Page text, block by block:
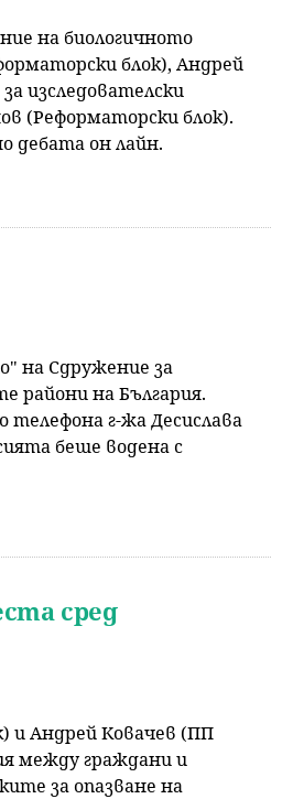
на биологичното
блок), Андрей
изследователски
(Реформаторски блок).
дебата он лайн.
на Сдружение за
райони на България.
г-жа Десислава
беше водена с
сред
и Андрей Ковачев (ПП
между граждани и
за опазване на